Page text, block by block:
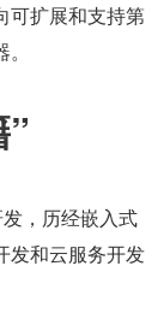
可扩展和支持第
，历经嵌入式
发和云服务开发